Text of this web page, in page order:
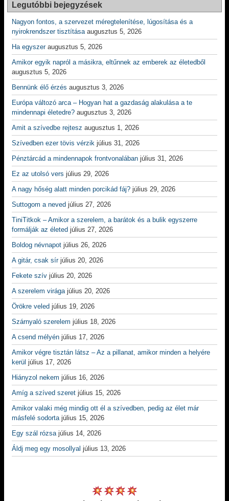
Legutóbbi bejegyzések
Nagyon fontos, a szervezet méregtelenítése, lúgosítása és a
nyirokrendszer tisztítása augusztus 5, 2026
Ha egyszer augusztus 5, 2026
Amikor egyik napról a másikra, eltűnnek az emberek az életedből
augusztus 5, 2026
Bennünk élő érzés augusztus 3, 2026
Európa változó arca – Hogyan hat a gazdaság alakulása a te
mindennapi életedre? augusztus 3, 2026
Amit a szívedbe rejtesz augusztus 1, 2026
Szívedben ezer tövis vérzik július 31, 2026
Pénztárcád a mindennapok frontvonalában július 31, 2026
Ez az utolsó vers július 29, 2026
A nagy hőség alatt minden porcikád fáj? július 29, 2026
Suttogom a neved július 27, 2026
TiniTitkok – Amikor a szerelem, a barátok és a bulik egyszerre
formálják az életed július 27, 2026
Boldog névnapot július 26, 2026
A gitár, csak sír július 20, 2026
Fekete szív július 20, 2026
A szerelem virága július 20, 2026
Örökre veled július 19, 2026
Szárnyaló szerelem július 18, 2026
A csend mélyén július 17, 2026
Amikor végre tisztán látsz – Az a pillanat, amikor minden a helyére
kerül július 17, 2026
Hiányzol nekem július 16, 2026
Amíg a szíved szeret július 15, 2026
Amikor valaki még mindig ott él a szívedben, pedig az élet már
másfelé sodorta július 15, 2026
Egy szál rózsa július 14, 2026
Áldj meg egy mosollyal július 13, 2026